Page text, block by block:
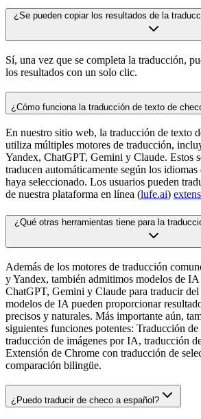
¿Se pueden copiar los resultados de la
Sí, una vez que se completa la traducción,
los resultados con un solo clic.
¿Cómo funciona la traducción de texto de
En nuestro sitio web, la traducción de texto
utiliza múltiples motores de traducción,
Yandex, ChatGPT, Gemini y Claude. Estos
traducen automáticamente según los
haya seleccionado. Los usuarios pueden
de nuestra plataforma en línea (lufe.ai)
¿Qué otras herramientas tiene para la
Además de los motores de traducción
y Yandex, también admitimos modelos de
ChatGPT, Gemini y Claude para traducir
modelos de IA pueden proporcionar
precisos y naturales. Más importante aún,
siguientes funciones potentes: Traducción
traducción de imágenes por IA, traducción
Extensión de Chrome con traducción de
comparación bilingüe.
¿Puedo traducir de checo a español?